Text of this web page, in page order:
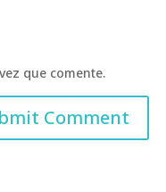
que comente.